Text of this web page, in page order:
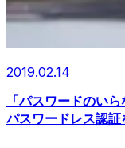
2019.02.14
「パスワードのい
パスワードレス認証